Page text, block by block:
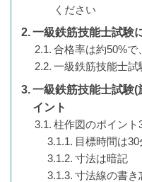
ください
一級鉄筋技能士試験
合格率は約50%で
一級鉄筋技能士
一級鉄筋技能士試験
イント
柱作図のポイント
目標時間は30
寸法は暗記
寸法線の書き